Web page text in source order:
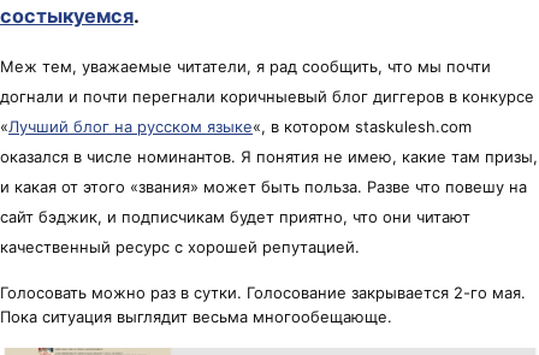
состыкуемся.
Меж тем, уважаемые читатели, я рад сообщить, что мы почти
догнали и почти перегнали коричныевый блог диггеров в конкурсе
«Лучший блог на русском языке«, в котором staskulesh.com
оказался в числе номинантов. Я понятия не имею, какие там призы,
и какая от этого «звания» может быть польза. Разве что повешу на
сайт бэджик, и подписчикам будет приятно, что они читают
качественный ресурс с хорошей репутацией.
Голосовать можно раз в сутки. Голосование закрывается 2-го мая.
Пока ситуация выглядит весьма многообещающе.